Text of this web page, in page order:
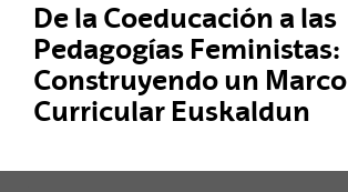
De la Coeducación a las
Pedagogías Feministas:
Construyendo un Marco
Curricular Euskaldun